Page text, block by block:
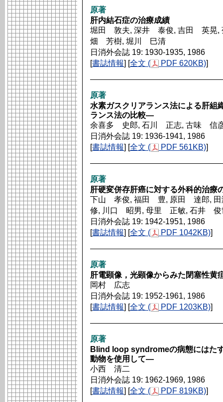
原著
肝内結石症の治療成績
堀田 敦夫, 深井 泰俊, 吉田 英晃
畑 芳樹, 堀川 巳清
日消外会誌 19: 1930-1935, 1986
[書誌情報] [全文 ( PDF 620KB)]
原著
水素ガスクリアランス法による肝
ランス法の比較―
余喜多 史郎, 石川 正志, 古味 信
日消外会誌 19: 1936-1941, 1986
[書誌情報] [全文 ( PDF 561KB)]
原著
肝硬変併存肝癌に対する外科的治療
下山 孝俊, 福田 豊, 原田 達郎,
修, 川口 昭男, 母里 正敏, 石井
日消外会誌 19: 1942-1951, 1986
[書誌情報] [全文 ( PDF 1042KB)]
原著
肝電顕像，光顕像からみた閉塞性黄
岡村 広志
日消外会誌 19: 1952-1961, 1986
[書誌情報] [全文 ( PDF 1203KB)]
原著
Blind loop syndromeの病態にはた
動物を使用して―
小西 清二
日消外会誌 19: 1962-1969, 1986
[書誌情報] [全文 ( PDF 819KB)]